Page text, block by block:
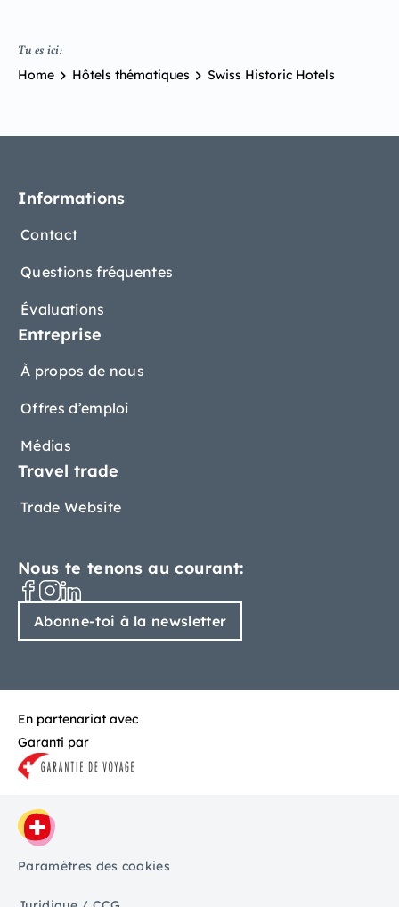
Tu es ici:
Home Hôtels thématiques Swiss Historic Hotels
Informations
Contact
Questions fréquentes
Évaluations
Entreprise
À propos de nous
Offres d’emploi
Médias
Travel trade
Trade Website
Nous te tenons au courant:
Abonne-toi à la newsletter
En partenariat avec
Garanti par
Paramètres des cookies